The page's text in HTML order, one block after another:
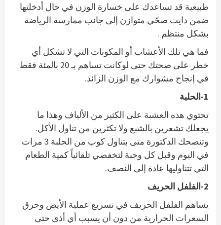
طبيعية قد تساعدك على خسارة الوزن في حال أدخلتها
ضمن دايت صحّي متوازن إلى جانب ممارسة الرياضة
بشكل منتظم .
فما هي تلك الأعشاب أو المكونات التي لا تشكل أي
خطر على صحتك حتى لوكانت تساهم بـ 20 بالمئة فقط
في إنجاح مشوارك مع الوزن الزائد.
1-الحلبة
تحتوي هذه العشبة على الكثير من الألياف وهذا ما
يجعلك تشعرين بالشبع ولا تكثرين من تناول الأكل.
وتنصحك الدكتورة متى بتناول كوب من الحلبة 3 مرات
في اليوم وقبل كل وجبة لتخفضي تلقائياً كمية الطعام
التي تتناوليها عادة إلى النصف.
2-الفلفل الحريف
يساهم الفلفل الحريف في تسريع عملية الأيض وحرق
السعرات الحرارية من دون أن يسبب أي أذى حتى